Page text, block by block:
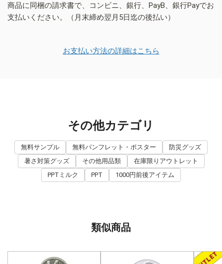
商品に同梱の請求書で、コンビニ、銀行、PayB、銀行Payでお
支払いください。（月末締め翌月5日迄の後払い）
お支払い方法の詳細はこちら
その他カテゴリ
無料サンプル 無料パンフレット・ポスター
防災グッズ
暑さ対策グッズ
その他用品類
在庫限りアウトレット
PPTミルク
PPT 1000円前後アイテム
類似商品